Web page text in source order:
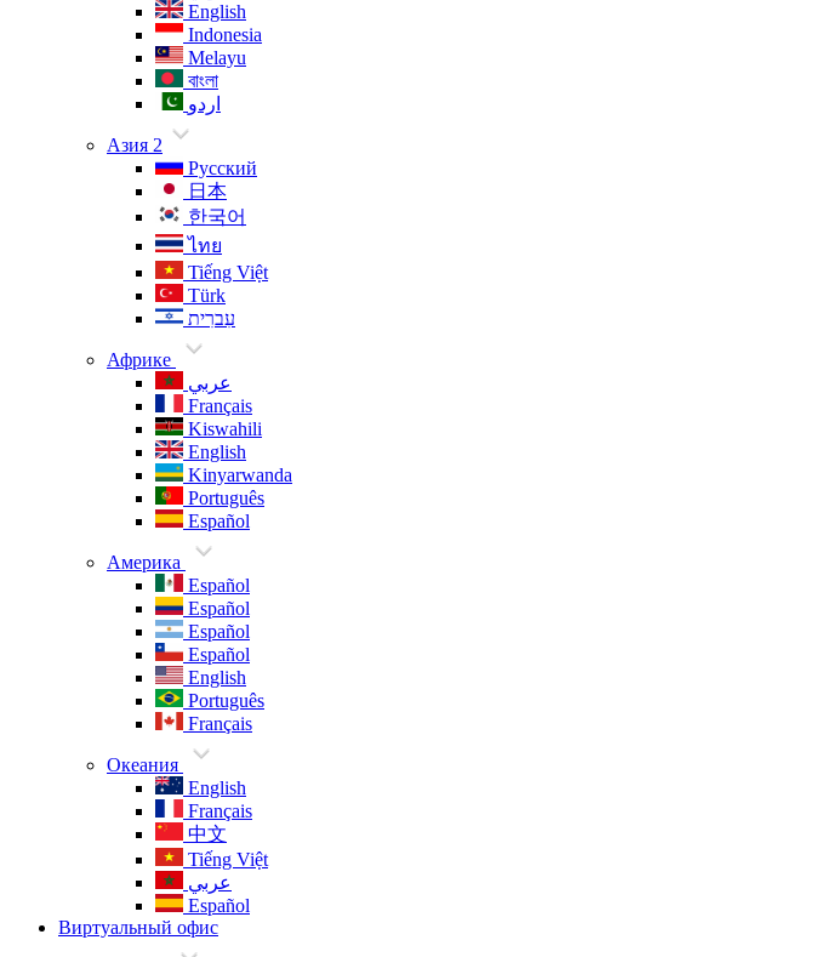
English
Indonesia
Melayu
বাংলা
اردو
Азия 2
Русский
日本
한국어
ไทย
Tiếng Việt
Türk
עִברִית
Африке
عربي
Français
Kiswahili
English
Kinyarwanda
Português
Español
Америка
Español
Español
Español
Español
English
Português
Français
Океания
English
Français
中文
Tiếng Việt
عربي
Español
Виртуальный офис